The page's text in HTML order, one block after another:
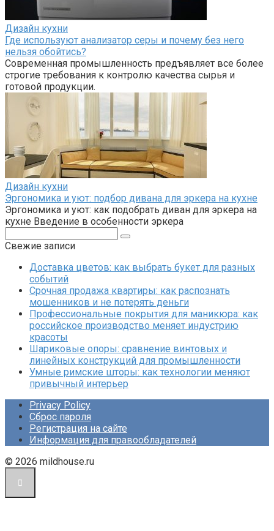
Дизайн кухни
Где используют анализатор серы и почему без него
нельзя обойтись?
Современная промышленность предъявляет все более
строгие требования к контролю качества сырья и
готовой продукции.
Дизайн кухни
Эргономика и уют: подбор дивана для эркера на кухне
Эргономика и уют: как подобрать диван для эркера на
кухне Введение в особенности эркера
Свежие записи
Доставка цветов: как выбрать букет для разных
событий
Срочная продажа квартиры: как распознать
мошенников и не потерять деньги
Профессиональные покрытия для маникюра: как
российское производство меняет индустрию
красоты
Шариковые опоры: сравнение винтовых и
линейных конструкций для промышленности
Умные римские шторы: как технологии меняют
привычный интерьер
Privacy Policy
Сброс пароля
Регистрация на сайте
Информация для правообладателей
© 2026 mildhouse.ru